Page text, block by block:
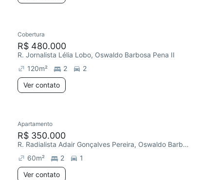
Cobertura
R$ 480.000
R. Jornalista Lélia Lobo, Oswaldo Barbosa Pena II
120m² 2
2
Ver contato
Redecorar
Apartamento
R$ 350.000
R. Radialista Adair Gonçalves Pereira, Oswaldo Barbosa Pena II
60m² 2
1
Ver contato